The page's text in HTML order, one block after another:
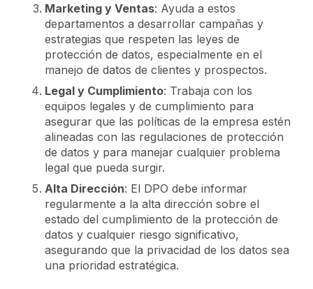
Marketing y Ventas: Ayuda a estos
departamentos a desarrollar campañas y
estrategias que respeten las leyes de
protección de datos, especialmente en el
manejo de datos de clientes y prospectos.
Legal y Cumplimiento: Trabaja con los
equipos legales y de cumplimiento para
asegurar que las políticas de la empresa estén
alineadas con las regulaciones de protección
de datos y para manejar cualquier problema
legal que pueda surgir.
Alta Dirección: El DPO debe informar
regularmente a la alta dirección sobre el
estado del cumplimiento de la protección de
datos y cualquier riesgo significativo,
asegurando que la privacidad de los datos sea
una prioridad estratégica.